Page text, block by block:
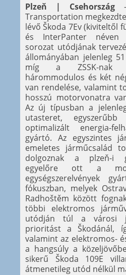
Plzeň | Csehország–
Transportation
lévő Škoda 7Ev (kiviteltől
és InterPanter néven
sorozat utódjának
állományában jelenleg
míg a ZSSK-nak
hárommodulos és két
van rendelése, valamint
hosszú motorvonatra
Az új típusban a
utasteret,
optimalizált energia-
gyártó. Az egyszintes
emeletes járműcsalád
dolgoznak a plzeň-i
egyelőre ott a
egységszerelvények
fókuszban, melyek
Radhoštěm között
többi elektromos
utódján túl a városi
prioritást a Škodánál,
valamint az elektromos-
a hangsúly a
sikerű Škoda 109E
átmenetileg utód nélkül